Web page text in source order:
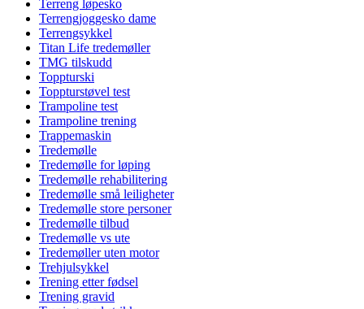
Terreng løpesko
Terrengjoggesko dame
Terrengsykkel
Titan Life tredemøller
TMG tilskudd
Toppturski
Toppturstøvel test
Trampoline test
Trampoline trening
Trappemaskin
Tredemølle
Tredemølle for løping
Tredemølle rehabilitering
Tredemølle små leiligheter
Tredemølle store personer
Tredemølle tilbud
Tredemølle vs ute
Tredemøller uten motor
Trehjulsykkel
Trening etter fødsel
Trening gravid